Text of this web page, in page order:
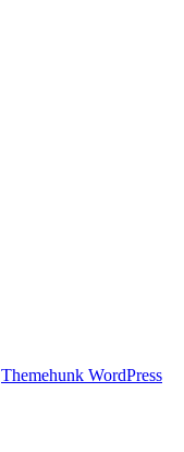
Themehunk WordPress